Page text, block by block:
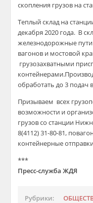
скопления грузов на
Теплый склад на
декабря 2020 года. В
железнодорожные
вагонов и мостовой
грузозахватными
контейнерами.
обработатьдо 3 подач
Призываем всех
возможности и
грузов со станции
8(4112) 31-80-81,
контейнерные
***
Пресс-служба ЖДЯ
Рубрики: